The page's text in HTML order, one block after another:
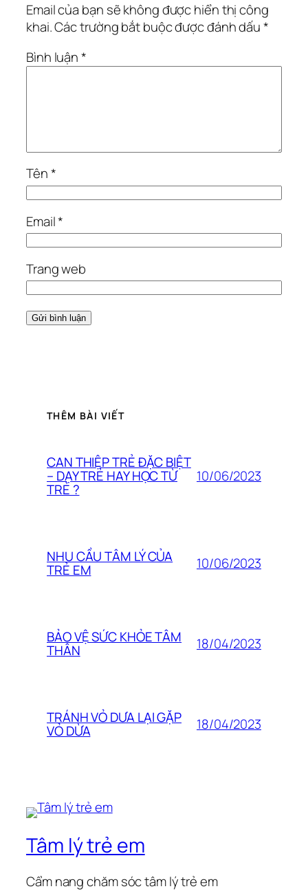
Email của bạn sẽ không được hiển thị công
khai.Các trường bắt buộc được đánh dấu*
Bình luận*
Tên*
Email*
Trang web
THÊM BÀI VIẾT
CAN THIỆP TRẺ ĐẶC BIỆT
– DẠY TRẺ HAY HỌC TỪ
TRẺ ?
10/06/2023
NHU CẦU TÂM LÝ CỦA
TRẺ EM 10/06/2023
BẢO VỆ SỨC KHỎE TÂM
THÂN 18/04/2023
TRÁNH VỎ DƯA LẠI GẶP
VỎ DỪA 18/04/2023
Tâm lý trẻ em
Cẩm nang chăm sóc tâm lý trẻ em